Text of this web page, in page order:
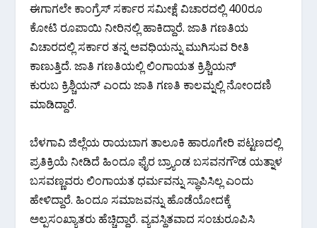
ಈಗಾಗಲೇ ಕಾಂಗ್ರೆಸ್ ಸರ್ಕಾರ ಸಮೀಕ್ಷೆ ವಿಚಾರದಲ್ಲಿ 400ರೂ
ಕೋಟಿ ರೂಪಾಯಿ ನೀರಿನಲ್ಲಿ ಹಾಕಿದ್ದಾರೆ. ಜಾತಿ ಗಣತಿಯ
ವಿಚಾರದಲ್ಲಿ ಸರ್ಕಾರ ತನ್ನ ಅವಧಿಯನ್ನು ಮುಗಿಸುವ ರೀತಿ
ಕಾಣುತ್ತಿದೆ. ಜಾತಿ ಗಣತಿಯಲ್ಲಿ ಲಿಂಗಾಯತ ಕ್ರಿಶ್ಚಿಯನ್
ಕುರುಬ ಕ್ರಿಶ್ಚಿಯನ್ ಎಂದು ಜಾತಿ ಗಣತಿ ಕಾಲಮ್ನಲ್ಲಿ ನೋಂದಣಿ
ಮಾಡಿದ್ದಾರೆ.
ಬೆಳಗಾವಿ ಜಿಲ್ಲೆಯ ರಾಯಬಾಗ ತಾಲೂಕಿ ಹಾರೂಗೇರಿ ಪಟ್ಟಣದಲ್ಲಿ
ಪ್ರತಿಕ್ರಿಯೆ ನೀಡಿದೆ ಹಿಂದೂ ಫೈರ ಬ್ರ್ಯಾಂಡ ಬಸವನಗೌಡ ಯತ್ನಾಳ
ಬಸವಣ್ಣವರು ಲಿಂಗಾಯತ ಧರ್ಮವನ್ನು ಸ್ಥಾಪಿಸಿಲ್ಲ ಎಂದು
ಹೇಳಿದ್ದಾರೆ. ಹಿಂದೂ ಸಮಾಜವನ್ನು ಹೊಡೆಯೋದಕ್ಕೆ
ಅಲ್ಪಸಂಖ್ಯಾತರು ಹೆಚ್ಚಿದ್ದಾರೆ. ವ್ಯವಸ್ಥಿತವಾದ ಸಂಚುರೂಪಿಸಿ